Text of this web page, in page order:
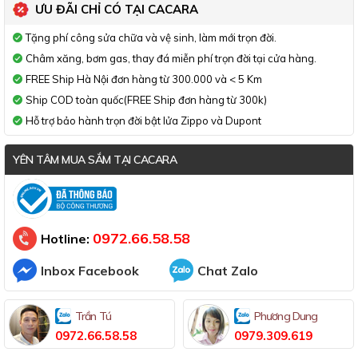
ƯU ĐÃI CHỈ CÓ TẠI CACARA
Tặng phí công sửa chữa và vệ sinh, làm mới trọn đời.
Châm xăng, bơm gas, thay đá miễn phí trọn đời tại cửa hàng.
FREE Ship Hà Nội đơn hàng từ 300.000 và < 5 Km
Ship COD toàn quốc(FREE Ship đơn hàng từ 300k)
Hỗ trợ bảo hành trọn đời bật lửa Zippo và Dupont
YÊN TÂM MUA SẮM TẠI CACARA
Đã thông báo Bộ Công Thương
Hotline: 0972.66.58.58
Inbox Facebook Chat Zalo
Trần Tú
0972.66.58.58
Phương Dung
0979.309.619